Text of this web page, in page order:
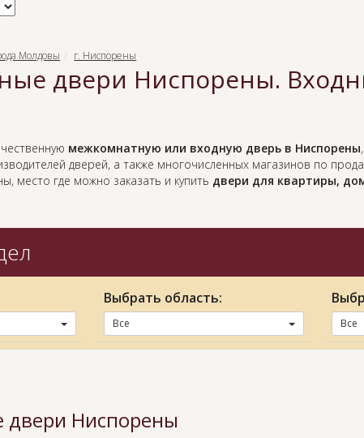
Молдовы г. Ниспорены
двери Ниспорены.
межкомнатную или входную дверь в Ниспорены
дверей, а также многочисленных магазинов по
место где можно заказать и купить двери для квартиры,
Выбрать область:
Все Все
Ниспорены